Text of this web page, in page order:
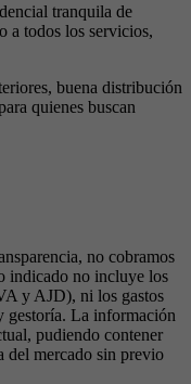
tranquila de
a todos los servicios,
buena distribución
quienes buscan
no cobramos
indicado no incluye los
y AJD), ni los gastos
gestoría. La información
pudiendo contener
del mercado sin previo